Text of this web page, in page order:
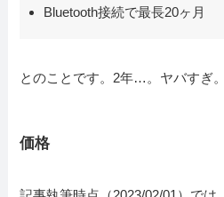
Bluetooth接続で最長20ヶ月
とのことです。2年…。ヤバすぎ。
価格